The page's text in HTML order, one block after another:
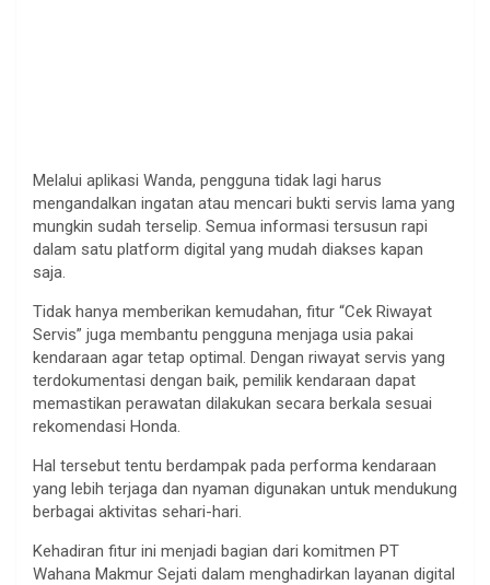
Melalui aplikasi Wanda, pengguna tidak lagi harus
mengandalkan ingatan atau mencari bukti servis lama yang
mungkin sudah terselip. Semua informasi tersusun rapi
dalam satu platform digital yang mudah diakses kapan
saja.
Tidak hanya memberikan kemudahan, fitur “Cek Riwayat
Servis” juga membantu pengguna menjaga usia pakai
kendaraan agar tetap optimal. Dengan riwayat servis yang
terdokumentasi dengan baik, pemilik kendaraan dapat
memastikan perawatan dilakukan secara berkala sesuai
rekomendasi Honda.
Hal tersebut tentu berdampak pada performa kendaraan
yang lebih terjaga dan nyaman digunakan untuk mendukung
berbagai aktivitas sehari-hari.
Kehadiran fitur ini menjadi bagian dari komitmen PT
Wahana Makmur Sejati dalam menghadirkan layanan digital